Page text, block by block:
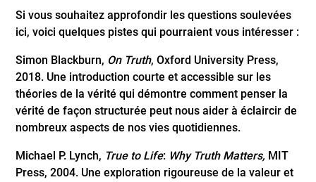
Si vous souhaitez approfondir les questions soulevées
ici, voici quelques pistes qui pourraient vous intéresser :
Simon Blackburn, On Truth, Oxford University Press,
2018. Une introduction courte et accessible sur les
théories de la vérité qui démontre comment penser la
vérité de façon structurée peut nous aider à éclaircir de
nombreux aspects de nos vies quotidiennes.
Michael P. Lynch, True to Life: Why Truth Matters, MIT
Press, 2004. Une exploration rigoureuse de la valeur et